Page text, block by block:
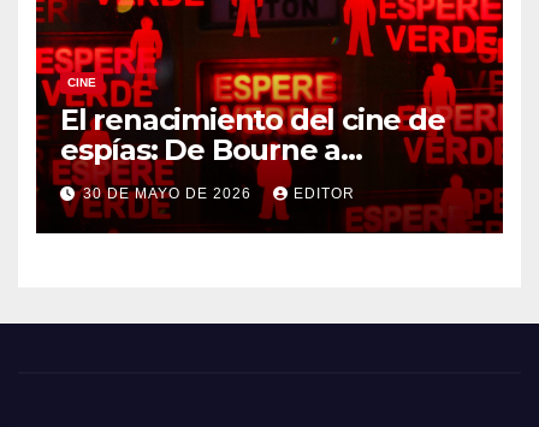
CINE
El renacimiento del cine de
espías: De Bourne a
Treadstone
30 DE MAYO DE 2026 EDITOR